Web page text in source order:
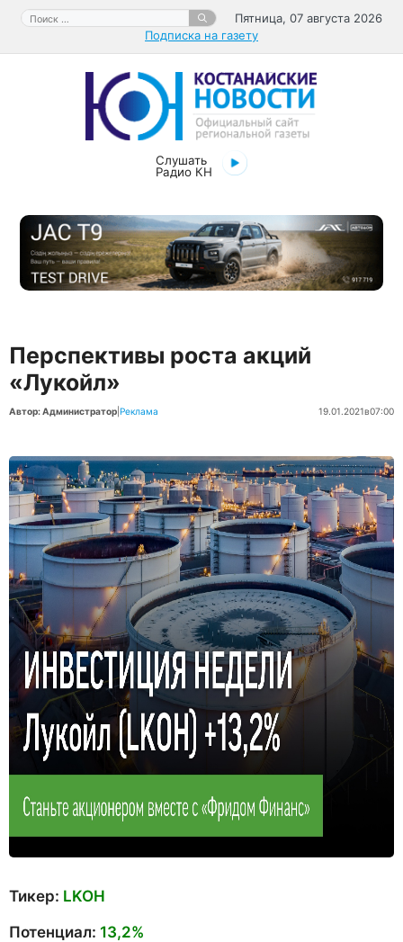
Перейти
содержимому
Поиск:
Пятница, 07 августа 2026
Подписка на газету
Слушать
Радио КН
Перспективы роста акций
«Лукойл»
Автор: Администратор Реклама 19.01.2021в07:00
Тикер: LKOH
Потенциал: 13,2%